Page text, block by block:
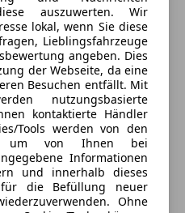
"Aeroblade"
"Aeroblade" glanzgedreht
auszuwerten. Wir
lokal, wenn Sie diese
Lieblingsfahrzeuge
angeben. Dies
der Webseite, da eine
Besuchen entfällt. Mit
nutzungsbasierte
kontaktierte Händler
Tools werden von den
um von Ihnen bei
Informationen
und innerhalb dieses
für die Befüllung neuer
Ohne